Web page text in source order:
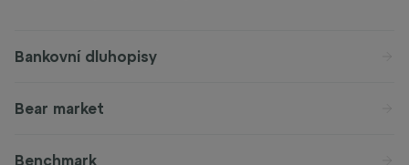
Bankovní dluhopisy
Bear market
Benchmark